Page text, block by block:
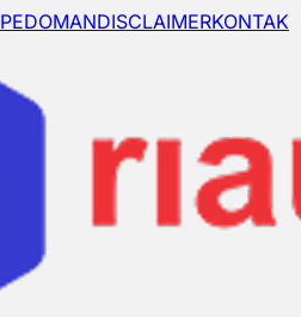
PEDOMANDISCLAIMERKONTAK